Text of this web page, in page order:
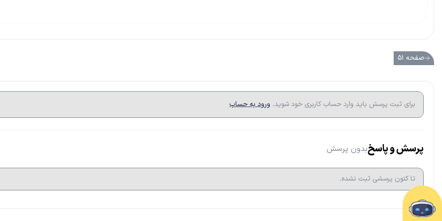
صفحه ۵۱
برای ثبت پرسش باید وارد حساب کاربری خود شوید. ورود به حساب
پرسش و پاسخبدون پرسش
تا کتون پرسشی ثبت نشده.